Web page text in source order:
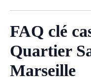
FAQ clé
Quartier
Marseille